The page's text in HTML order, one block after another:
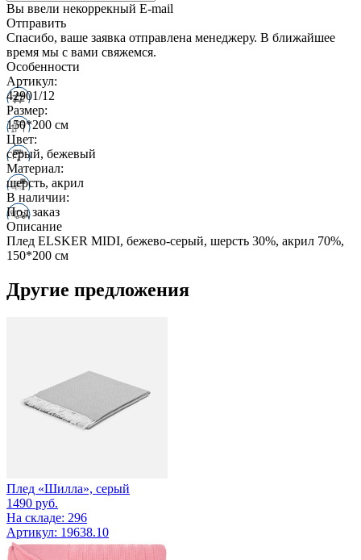
Вы ввели некоррекный E-mail
Отправить
Спасибо, ваше заявка отправлена менеджеру. В ближайшее
время мы с вами свяжемся.
Особенности
Артикул:
42901/12
Размер:
150*200 см
Цвет:
серый, бежевый
Материал:
шерсть, акрил
В наличии:
Под заказ
Описание
Плед ELSKER MIDI, бежево-серый, шерсть 30%, акрил 70%,
150*200 см
Другие предложения
Плед «Шилла», серый
1490 руб.
На складе: 296
Артикул: 19638.10